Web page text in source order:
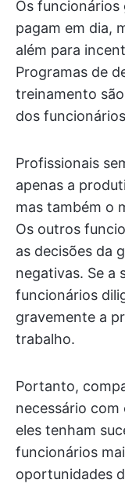
Os funcionários
pagam em dia,
além para
Programas de
treinamento
dos
Profissionais
apenas a
mas também o
Os outros
as decisões da
negativas. Se a
funcionários
gravemente a
trabalho.
Portanto,
necessário
eles tenham
funcionários
oportunidades